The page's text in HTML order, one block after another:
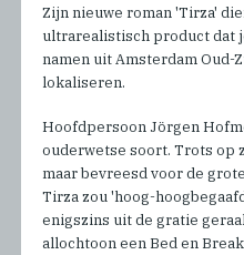
Zijn nieuwe roman 'Tirza'
ultrarealistisch product dat
namen uit Amsterdam
lokaliseren.
Hoofdpersoon Jörgen
ouderwetse soort. Trots op
maar bevreesd voor de
Tirza zou 'hoog-
enigszins uit de gratie
allochtoon een Bed en